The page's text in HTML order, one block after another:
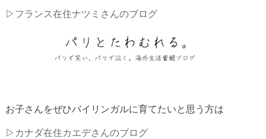
▷ フランス在住ナツミさんのブログ
お子さんをぜひバイリンガルに育てたいと思う方は
▷ カナダ在住カエデさんのブログ